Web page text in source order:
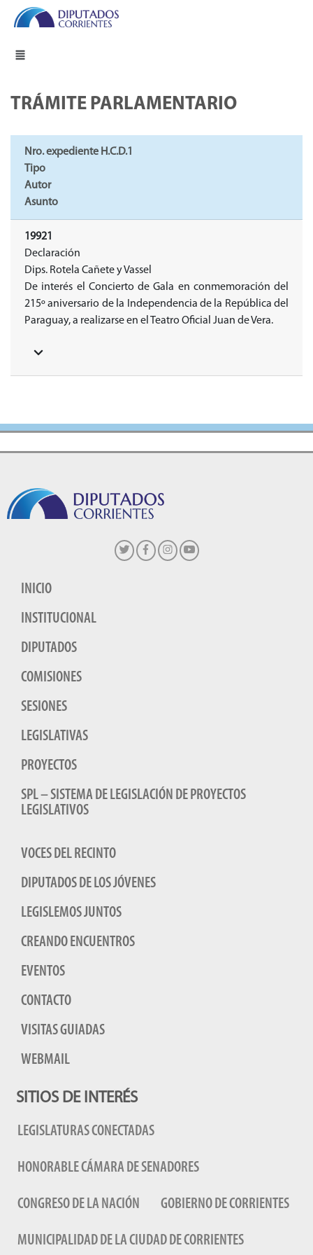
TRÁMITE PARLAMENTARIO
Nro. expediente H.C.D.1
Tipo
Autor
Asunto
19921
Declaración
Dips. Rotela Cañete y Vassel
De interés el Concierto de Gala en conmemoración del
215º aniversario de la Independencia de la República del
Paraguay, a realizarse en el Teatro Oficial Juan de Vera.
INICIO
INSTITUCIONAL
DIPUTADOS
COMISIONES
SESIONES
LEGISLATIVAS
PROYECTOS
SPL – SISTEMA DE LEGISLACIÓN DE PROYECTOS
LEGISLATIVOS
VOCES DEL RECINTO
DIPUTADOS DE LOS JÓVENES
LEGISLEMOS JUNTOS
CREANDO ENCUENTROS
EVENTOS
CONTACTO
VISITAS GUIADAS
WEBMAIL
SITIOS DE INTERÉS
LEGISLATURAS CONECTADAS
HONORABLE CÁMARA DE SENADORES
CONGRESO DE LA NACIÓN GOBIERNO DE CORRIENTES
MUNICIPALIDAD DE LA CIUDAD DE CORRIENTES